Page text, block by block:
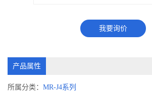
我要询价
产品属性
所属分类： MR-J4系列